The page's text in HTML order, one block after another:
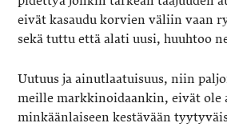
eivät kasaudu korvien väliin vaan
sekä tuttu että alati uusi, huuhtoo
Uutuus ja ainutlaatuisuus, niin
meille markkinoidaankin, eivät ole
minkäänlaiseen kestävään